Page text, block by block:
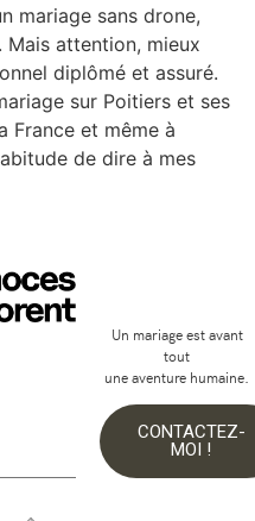
mariage sans drone,
Mais attention, mieux
diplômé et assuré.
sur Poitiers et ses
France et même à
de dire à mes
Un mariage est avant
tout
une aventure humaine.
CONTACTEZ-
MOI !